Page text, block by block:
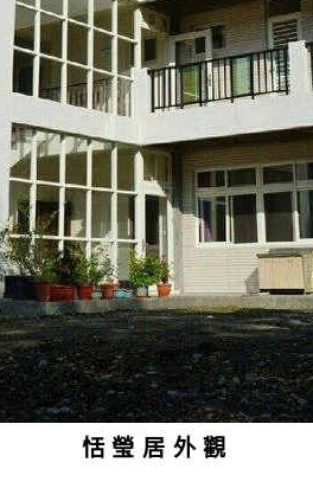
恬瑩居外觀